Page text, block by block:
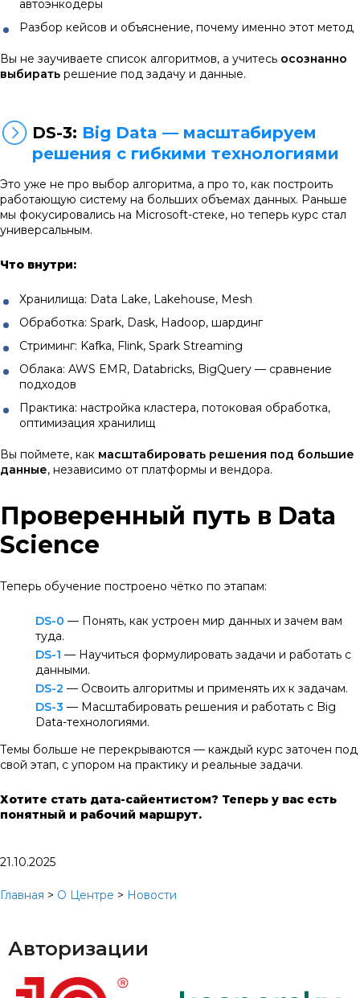
автоэнкодеры
Разбор кейсов и объяснение, почему именно этот метод
Вы не заучиваете список алгоритмов, а учитесь осознанно
выбирать решение под задачу и данные.
DS-3: Big Data — масштабируем
решения с гибкими технологиями
Это уже не про выбор алгоритма, а про то, как построить
работающую систему на больших объемах данных. Раньше
мы фокусировались на Microsoft-стеке, но теперь курс стал
универсальным.
Что внутри:
Хранилища: Data Lake, Lakehouse, Mesh
Обработка: Spark, Dask, Hadoop, шардинг
Стриминг: Kafka, Flink, Spark Streaming
Облака: AWS EMR, Databricks, BigQuery — сравнение
подходов
Практика: настройка кластера, потоковая обработка,
оптимизация хранилищ
Вы поймете, как масштабировать решения под большие
данные, независимо от платформы и вендора.
Проверенный путь в Data
Science
Теперь обучение построено чётко по этапам:
DS-0 — Понять, как устроен мир данных и зачем вам
туда.
DS-1 — Научиться формулировать задачи и работать с
данными.
DS-2 — Освоить алгоритмы и применять их к задачам.
DS-3 — Масштабировать решения и работать с Big
Data-технологиями.
Темы больше не перекрываются — каждый курс заточен под
свой этап, с упором на практику и реальные задачи.
Хотите стать дата-сайентистом? Теперь у вас есть
понятный и рабочий маршрут.
21.10.2025
Главная > О Центре > Новости
Авторизации